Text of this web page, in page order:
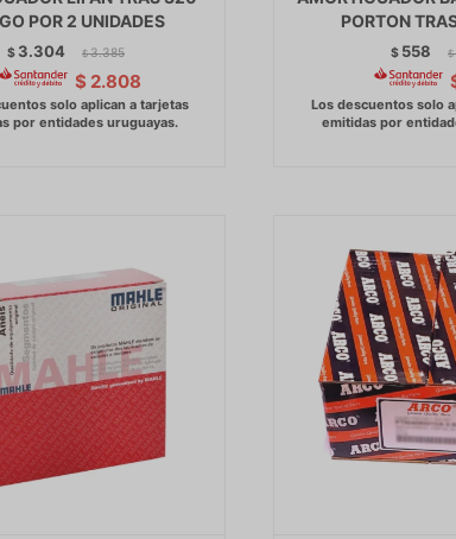
POR 2 UNIDADES
$ 3.304 $ 3.385
$ 2.808
PORTON
$ 558 $